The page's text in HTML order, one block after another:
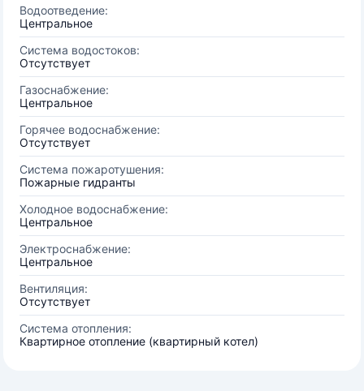
Водоотведение:
Центральное
Система водостоков:
Отсутствует
Газоснабжение:
Центральное
Горячее водоснабжение:
Отсутствует
Система пожаротушения:
Пожарные гидранты
Холодное водоснабжение:
Центральное
Электроснабжение:
Центральное
Вентиляция:
Отсутствует
Система отопления:
Квартирное отопление (квартирный котел)